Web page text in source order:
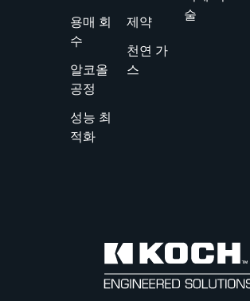
용매 회
수
알코올
공정
성능 최
적화
제약
천연 가
스
술